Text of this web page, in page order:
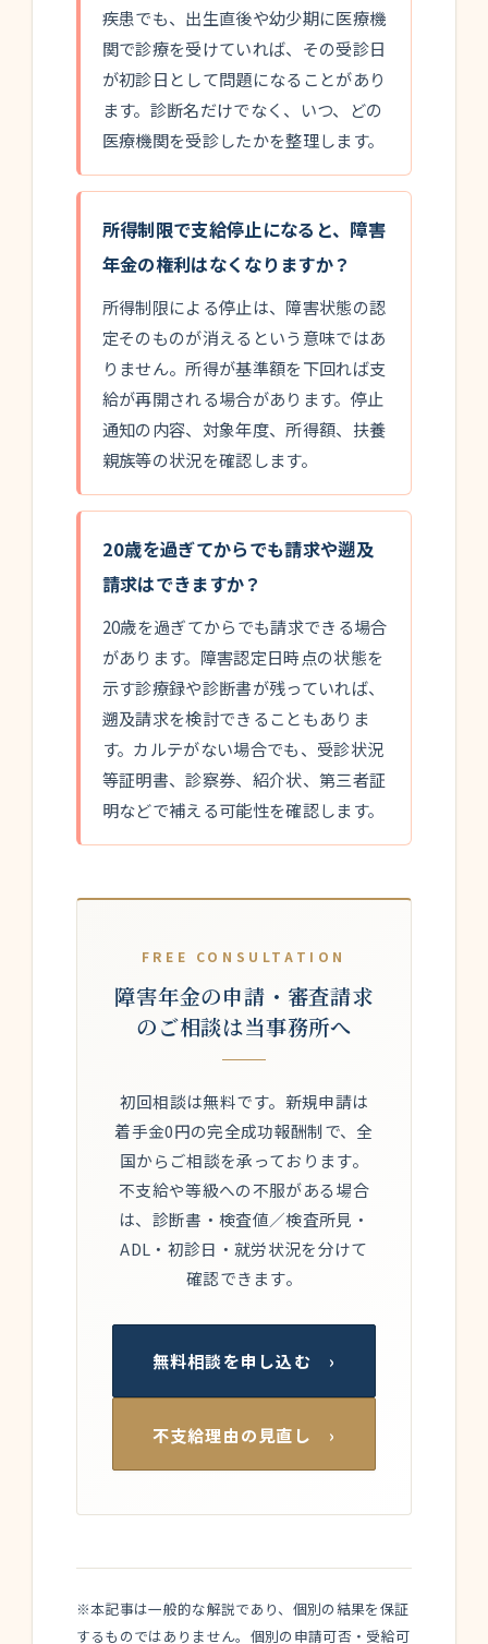
疾患でも、出生直後や幼少期に医療機
関で診療を受けていれば、その受診日
が初診日として問題になることがあり
ます。診断名だけでなく、いつ、どの
医療機関を受診したかを整理します。
所得制限で支給停止になると、障害
年金の権利はなくなりますか？
所得制限による停止は、障害状態の認
定そのものが消えるという意味ではあ
りません。所得が基準額を下回れば支
給が再開される場合があります。停止
通知の内容、対象年度、所得額、扶養
親族等の状況を確認します。
20歳を過ぎてからでも請求や遡及
請求はできますか？
20歳を過ぎてからでも請求できる場合
があります。障害認定日時点の状態を
示す診療録や診断書が残っていれば、
遡及請求を検討できることもありま
す。カルテがない場合でも、受診状況
等証明書、診察券、紹介状、第三者証
明などで補える可能性を確認します。
FREE CONSULTATION
障害年金の申請・審査請求
のご相談は当事務所へ
初回相談は無料です。新規申請は
着手金0円の完全成功報酬制で、全
国からご相談を承っております。
不支給や等級への不服がある場合
は、診断書・検査値／検査所見・
ADL・初診日・就労状況を分けて
確認できます。
無料相談を申し込む ›
不支給理由の見直し ›
※本記事は一般的な解説であり、個別の結果を保証
するものではありません。個別の申請可否・受給可